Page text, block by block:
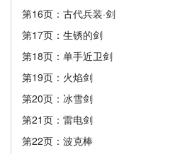
第16页：古代兵装·剑
第17页：生锈的剑
第18页：单手近卫剑
第19页：火焰剑
第20页：冰雪剑
第21页：雷电剑
第22页：波克棒